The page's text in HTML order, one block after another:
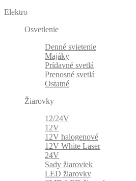
Elektro
Osvetlenie
Denné svietenie
Majáky
Prídavné svetlá
Prenosné svetlá
Ostatné
Žiarovky
12/24V
12V
12V halogenové
12V White Laser
24V
Sady žiaroviek
LED žiarovky